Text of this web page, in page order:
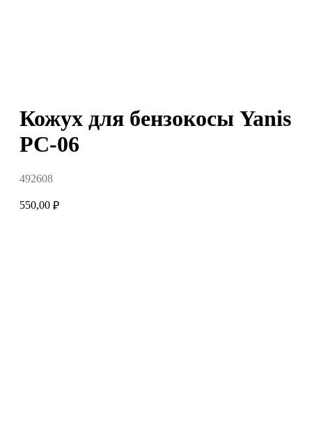
Кожух для бензокосы Yanis
PC-06
492608
550,00 ₽